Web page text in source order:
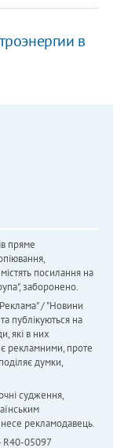
в
пряме
посилання на
заборонено.
/ "Новини
публікуються на
які в них
рекламними, проте
думки,
судження,
несе рекламодавець.
R40-05097